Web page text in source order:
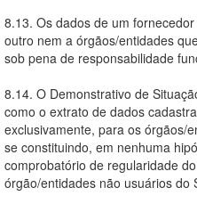
8.13. Os dados de um
outro nem a órgãos/entidades
sob pena de responsabilidade
8.14. O Demonstrativo de
como o extrato de dados
exclusivamente, para os órgãos/
se constituindo, em nenhuma
comprobatório de regularidade
órgão/entidades não usuários do